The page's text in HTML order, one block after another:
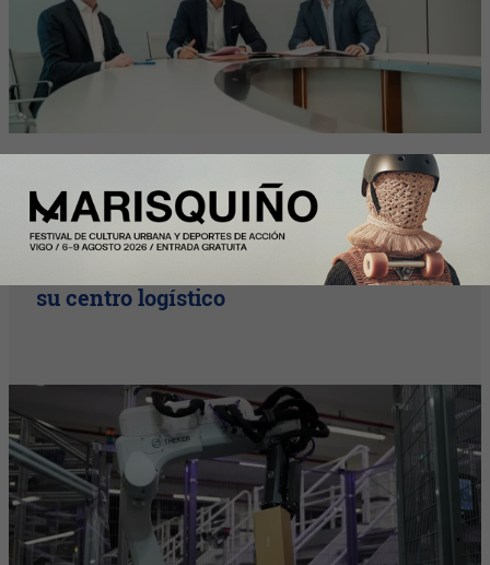
Mango colabora con Theker para
desarrollar proyectos de robotización en
su centro logístico